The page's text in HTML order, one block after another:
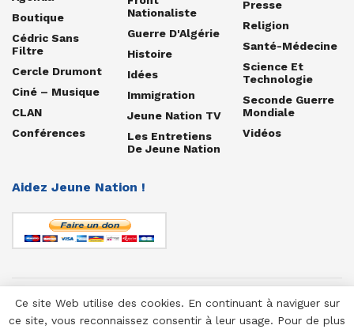
Boutique
Cédric Sans
Filtre
Cercle Drumont
Ciné – Musique
CLAN
Conférences
Nationaliste
Guerre D'Algérie
Histoire
Idées
Immigration
Jeune Nation TV
Les Entretiens
De Jeune Nation
Presse
Religion
Santé-Médecine
Science Et
Technologie
Seconde Guerre
Mondiale
Vidéos
Aidez Jeune Nation !
© 1958-2025 Jeune Nation
Ce site Web utilise des cookies. En continuant à naviguer sur
ce site, vous reconnaissez consentir à leur usage. Pour de plus